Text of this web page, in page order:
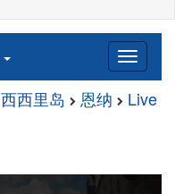
西西里岛 恩纳 Live